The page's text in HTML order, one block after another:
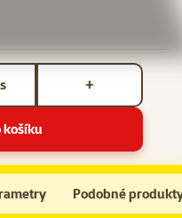
+
košíku
125W Podobné